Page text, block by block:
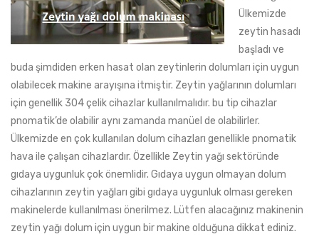
Ülkemizde
zeytin hasadı
başladı ve
buda şimdiden erken hasat olan zeytinlerin dolumları için uygun
olabilecek makine arayışına itmiştir. Zeytin yağlarının dolumları
için genellik 304 çelik cihazlar kullanılmalıdır. bu tip cihazlar
pnomatik’de olabilir aynı zamanda manüel de olabilirler.
Ülkemizde en çok kullanılan dolum cihazları genellikle pnomatik
hava ile çalışan cihazlardır. Özellikle Zeytin yağı sektöründe
gıdaya uygunluk çok önemlidir. Gıdaya uygun olmayan dolum
cihazlarının zeytin yağları gibi gıdaya uygunluk olması gereken
makinelerde kullanılması önerilmez. Lütfen alacağınız makinenin
zeytin yağı dolum için uygun bir makine olduğuna dikkat ediniz.